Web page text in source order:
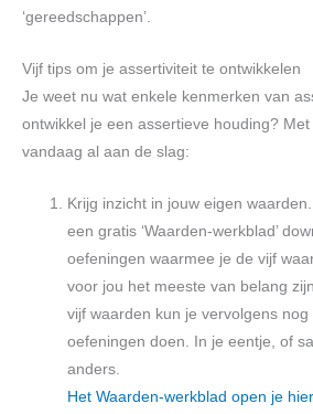
‘gereedschappen’.
Vijf tips om je assertiviteit te ontwikkelen
Je weet nu wat enkele kenmerken van
ontwikkel je een assertieve houding?
vandaag al aan de slag:
Krijg inzicht in jouw eigen
een gratis ‘Waarden-werkblad’
oefeningen waarmee je de vijf
voor jou het meeste van belang
vijf waarden kun je vervolgens
oefeningen doen. In je eentje, of
anders.
Het Waarden-werkblad open je hier